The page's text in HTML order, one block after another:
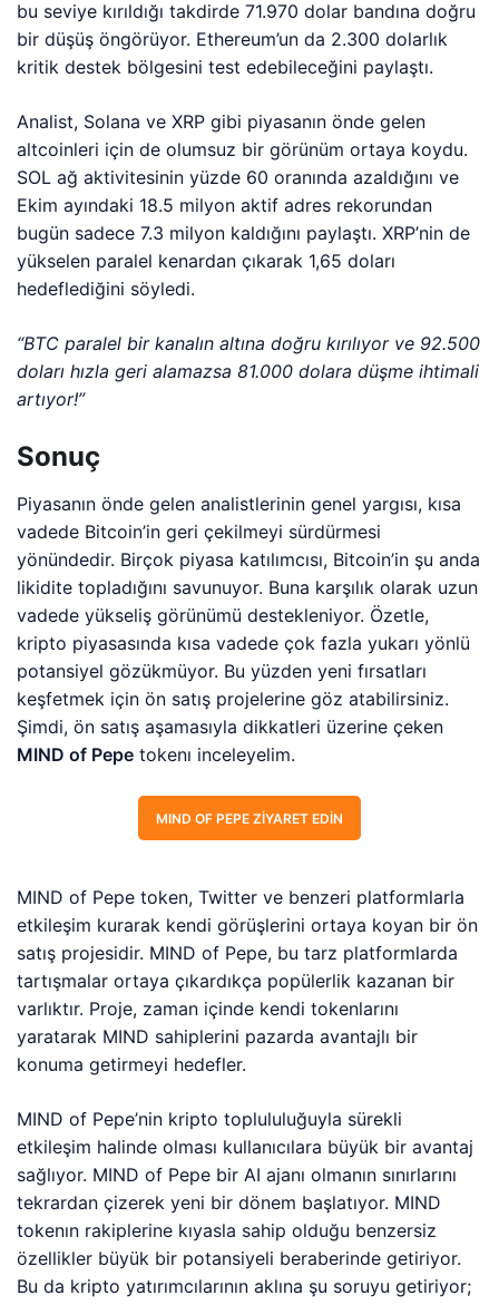
bu seviye kırıldığı takdirde 71.970 dolar bandına doğru
bir düşüş öngörüyor. Ethereum’un da 2.300 dolarlık
kritik destek bölgesini test edebileceğini paylaştı.
Analist, Solana ve XRP gibi piyasanın önde gelen
altcoinleri için de olumsuz bir görünüm ortaya koydu.
SOL ağ aktivitesinin yüzde 60 oranında azaldığını ve
Ekim ayındaki 18.5 milyon aktif adres rekorundan
bugün sadece 7.3 milyon kaldığını paylaştı. XRP’nin de
yükselen paralel kenardan çıkarak 1,65 doları
hedeflediğini söyledi.
“BTC paralel bir kanalın altına doğru kırılıyor ve 92.500
doları hızla geri alamazsa 81.000 dolara düşme ihtimali
artıyor!”
Sonuç
Piyasanın önde gelen analistlerinin genel yargısı, kısa
vadede Bitcoin’in geri çekilmeyi sürdürmesi
yönündedir. Birçok piyasa katılımcısı, Bitcoin’in şu anda
likidite topladığını savunuyor. Buna karşılık olarak uzun
vadede yükseliş görünümü destekleniyor. Özetle,
kripto piyasasında kısa vadede çok fazla yukarı yönlü
potansiyel gözükmüyor. Bu yüzden yeni fırsatları
keşfetmek için ön satış projelerine göz atabilirsiniz.
Şimdi, ön satış aşamasıyla dikkatleri üzerine çeken
MIND of Pepe tokenı inceleyelim.
MIND OF PEPE ZIYARET EDIN
MIND of Pepe token, Twitter ve benzeri platformlarla
etkileşim kurarak kendi görüşlerini ortaya koyan bir ön
satış projesidir. MIND of Pepe, bu tarz platformlarda
tartışmalar ortaya çıkardıkça popülerlik kazanan bir
varlıktır. Proje, zaman içinde kendi tokenlarını
yaratarak MIND sahiplerini pazarda avantajlı bir
konuma getirmeyi hedefler.
MIND of Pepe’nin kripto toplululuğuyla sürekli
etkileşim halinde olması kullanıcılara büyük bir avantaj
sağlıyor. MIND of Pepe bir AI ajanı olmanın sınırlarını
tekrardan çizerek yeni bir dönem başlatıyor. MIND
tokenın rakiplerine kıyasla sahip olduğu benzersiz
özellikler büyük bir potansiyeli beraberinde getiriyor.
Bu da kripto yatırımcılarının aklına şu soruyu getiriyor;